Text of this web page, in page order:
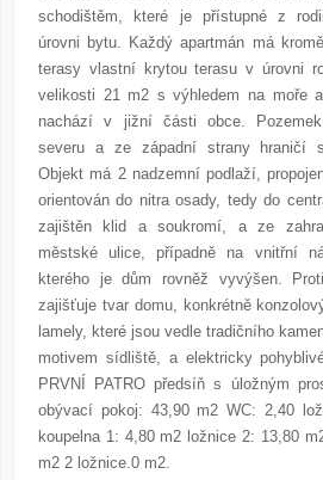
schodištěm, které je přístupné z
úrovni bytu. Každý apartmán má
terasy vlastní krytou terasu v úrovni
velikosti 21 m2 s výhledem na moře
nachází v jižní části obce.
severu a ze západní strany hraničí
Objekt má 2 nadzemní podlaží,
orientován do nitra osady, tedy do
zajištěn klid a soukromí, a ze
městské ulice, případně na vnitřní
kterého je dům rovněž vyvýšen.
zajišťuje tvar domu, konkrétně
lamely, které jsou vedle tradičního
motivem sídliště, a elektricky
PRVNÍ PATRO předsíň s úložným
obývací pokoj: 43,90 m2 WC: 2,40
koupelna 1: 4,80 m2 ložnice 2: 13,80
m2 2 ložnice.0 m2.